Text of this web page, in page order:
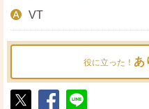
VT
役に立った！ あ